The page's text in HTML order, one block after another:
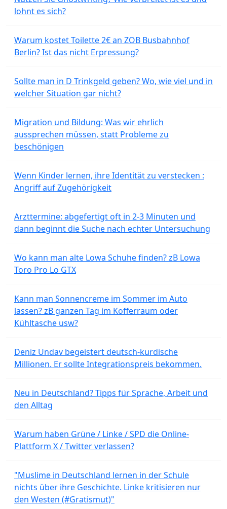
lohnt es sich?
Warum kostet Toilette 2€ an ZOB Busbahnhof
Berlin? Ist das nicht Erpressung?
Sollte man in D Trinkgeld geben? Wo, wie viel und in
welcher Situation gar nicht?
Migration und Bildung: Was wir ehrlich
aussprechen müssen, statt Probleme zu
beschönigen
Wenn Kinder lernen, ihre Identität zu verstecken :
Angriff auf Zugehörigkeit
Arzttermine: abgefertigt oft in 2-3 Minuten und
dann beginnt die Suche nach echter Untersuchung
Wo kann man alte Lowa Schuhe finden? zB Lowa
Toro Pro Lo GTX
Kann man Sonnencreme im Sommer im Auto
lassen? zB ganzen Tag im Kofferraum oder
Kühltasche usw?
Deniz Undav begeistert deutsch-kurdische
Millionen. Er sollte Integrationspreis bekommen.
Neu in Deutschland? Tipps für Sprache, Arbeit und
den Alltag
Warum haben Grüne / Linke / SPD die Online-
Plattform X / Twitter verlassen?
"Muslime in Deutschland lernen in der Schule
nichts über ihre Geschichte. Linke kritisieren nur
den Westen (#Gratismut)"